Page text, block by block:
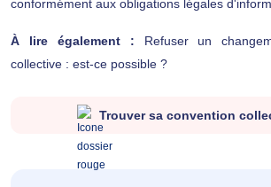
conformément aux obligations légales
À lire également :
Refuser un
collective : est-ce possible ?
Trouver sa convention